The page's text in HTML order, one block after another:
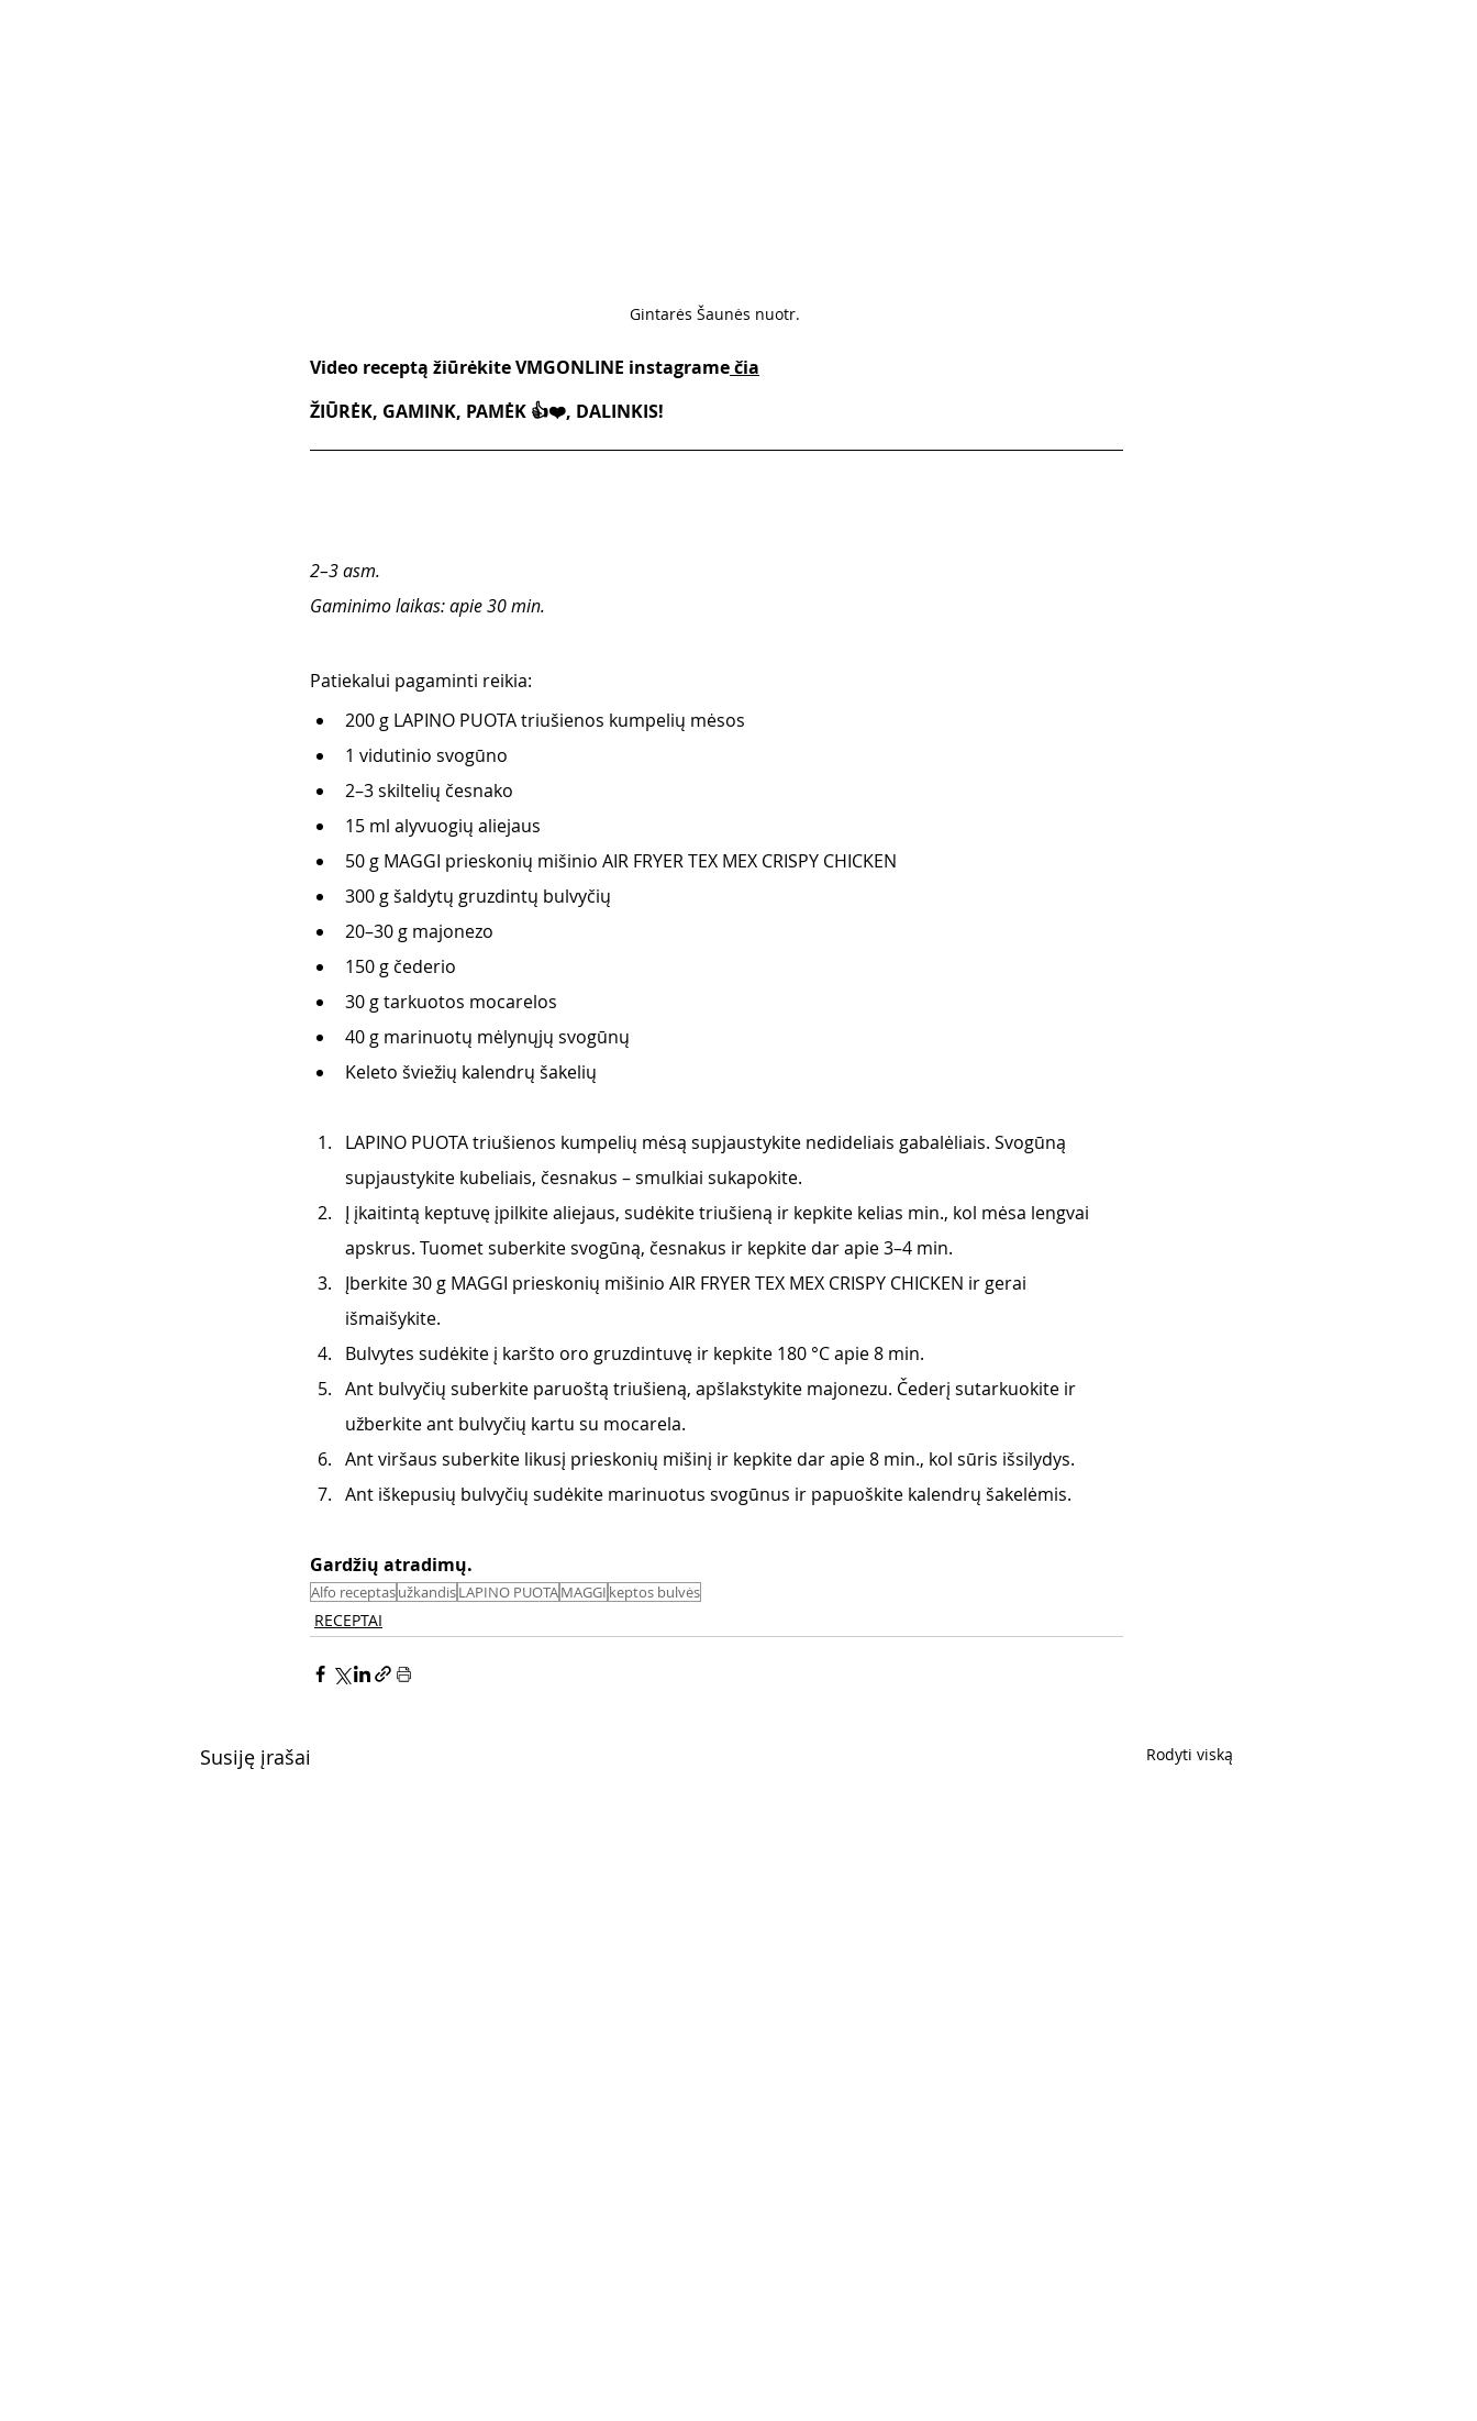
Gintarės Šaunės nuotr.
Video receptą žiūrėkite VMGONLINE instagrame čia
ŽIŪRĖK, GAMINK, PAMĖK 👍❤️, DALINKIS!
2–3 asm.
Gaminimo laikas: apie 30 min.
Patiekalui pagaminti reikia:
200 g LAPINO PUOTA triušienos kumpelių mėsos
1 vidutinio svogūno
2–3 skiltelių česnako
15 ml alyvuogių aliejaus
50 g MAGGI prieskonių mišinio AIR FRYER TEX MEX CRISPY CHICKEN
300 g šaldytų gruzdintų bulvyčių
20–30 g majonezo
150 g čederio
30 g tarkuotos mocarelos
40 g marinuotų mėlynųjų svogūnų
Keleto šviežių kalendrų šakelių
LAPINO PUOTA triušienos kumpelių mėsą supjaustykite nedideliais gabalėliais. Svogūną
supjaustykite kubeliais, česnakus – smulkiai sukapokite.
Į įkaitintą keptuvę įpilkite aliejaus, sudėkite triušieną ir kepkite kelias min., kol mėsa lengvai
apskrus. Tuomet suberkite svogūną, česnakus ir kepkite dar apie 3–4 min.
Įberkite 30 g MAGGI prieskonių mišinio AIR FRYER TEX MEX CRISPY CHICKEN ir gerai
išmaišykite.
Bulvytes sudėkite į karšto oro gruzdintuvę ir kepkite 180 °C apie 8 min.
Ant bulvyčių suberkite paruoštą triušieną, apšlakstykite majonezu. Čederį sutarkuokite ir
užberkite ant bulvyčių kartu su mocarela.
Ant viršaus suberkite likusį prieskonių mišinį ir kepkite dar apie 8 min., kol sūris išsilydys.
Ant iškepusių bulvyčių sudėkite marinuotus svogūnus ir papuoškite kalendrų šakelėmis.
Gardžių atradimų.
Alfo receptasužkandisLAPINO PUOTAMAGGI keptos bulvės
RECEPTAI
Susiję įrašai Rodyti viską